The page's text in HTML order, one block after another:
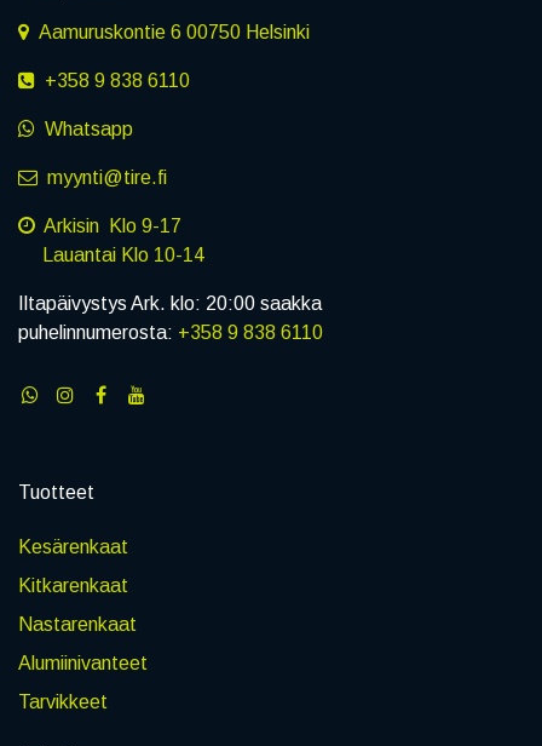
Aamuruskontie 6 00750 Helsinki
+358 9 838 6110
Whatsapp
myynti@tire.fi
Arkisin Klo 9-17
Lauantai Klo 10-14
Iltapäivystys Ark. klo: 20:00 saakka
puhelinnumerosta: +358 9 838 6110
Tuotteet
Kesärenkaat
Kitkarenkaat
Nastarenkaat
Alumiinivanteet
Tarvikkeet